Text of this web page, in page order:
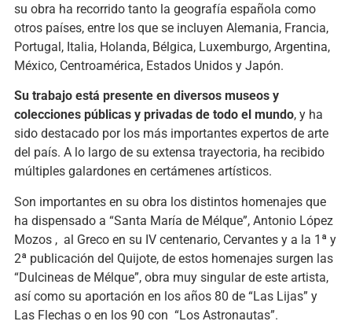
su obra ha recorrido tanto la geografía española como
otros países, entre los que se incluyen Alemania, Francia,
Portugal, Italia, Holanda, Bélgica, Luxemburgo, Argentina,
México, Centroamérica, Estados Unidos y Japón.
Su trabajo está presente en diversos museos y
colecciones públicas y privadas de todo el mundo, y ha
sido destacado por los más importantes expertos de arte
del país. A lo largo de su extensa trayectoria, ha recibido
múltiples galardones en certámenes artísticos.
Son importantes en su obra los distintos homenajes que
ha dispensado a “Santa María de Mélque”, Antonio López
Mozos , al Greco en su IV centenario, Cervantes y a la 1ª y
2ª publicación del Quijote, de estos homenajes surgen las
“Dulcineas de Mélque”, obra muy singular de este artista,
así como su aportación en los años 80 de “Las Lijas” y
Las Flechas o en los 90 con “Los Astronautas”.